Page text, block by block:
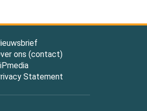
ons (contact)
Statement